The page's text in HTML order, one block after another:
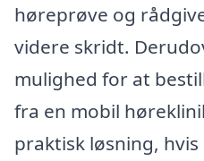
høreprøve og
videre skridt.
mulighed for at
fra en mobil
praktisk løsning,